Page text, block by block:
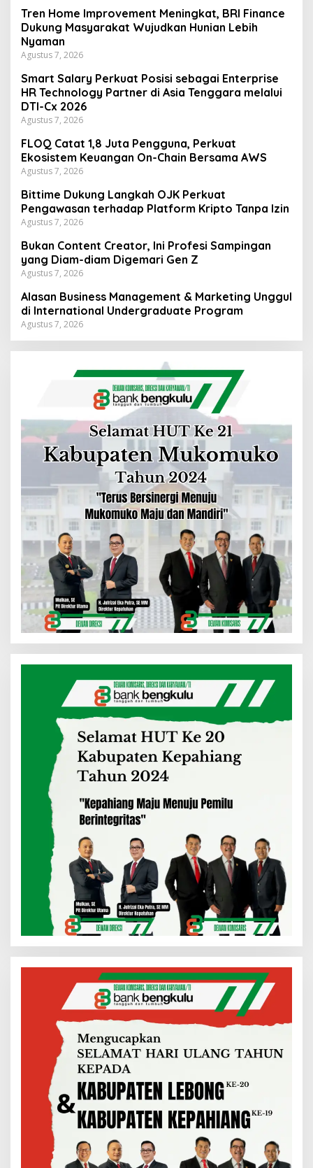
Tren Home Improvement Meningkat, BRI Finance
Dukung Masyarakat Wujudkan Hunian Lebih
Nyaman
Agustus 7, 2026
Smart Salary Perkuat Posisi sebagai Enterprise
HR Technology Partner di Asia Tenggara melalui
DTI-Cx 2026
Agustus 7, 2026
FLOQ Catat 1,8 Juta Pengguna, Perkuat
Ekosistem Keuangan On-Chain Bersama AWS
Agustus 7, 2026
Bittime Dukung Langkah OJK Perkuat
Pengawasan terhadap Platform Kripto Tanpa Izin
Agustus 7, 2026
Bukan Content Creator, Ini Profesi Sampingan
yang Diam-diam Digemari Gen Z
Agustus 7, 2026
Alasan Business Management & Marketing Unggul
di International Undergraduate Program
Agustus 7, 2026